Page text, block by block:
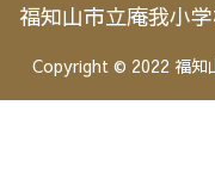
福知山市立庵我小
Copyright © 2022 福知